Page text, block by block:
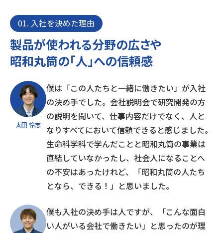
01. 入社を決めた理由
製品が使われる分野の広さや
昭和丸筒の「人」への信頼感
太田 怜志
僕は「この人たちと一緒に働きたい」が入社
の決め手でした。会社説明会で研究開発の方
の説明を聞いて、仕事内容だけでなく、人と
なりすべてにおいて信頼できると感じました。
生命科学科で学んだことと昭和丸筒の事業は
直結していなかったし、社会人になることへ
の不安はあったけれど、「昭和丸筒の人たち
となら、できる！」と思いました。
僕も入社の決め手は人ですが、「こんな面白
い人がいる会社で働きたい」と思ったのが理